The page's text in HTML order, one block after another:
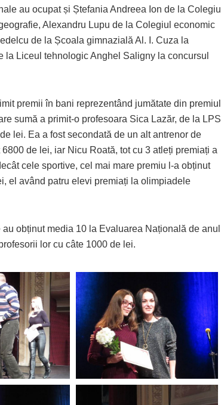
au ocupat și Ștefania Andreea Ion de la Colegiul
Alexandru Lupu de la Colegiul economic
de la Școala gimnazială Al. I. Cuza la
Liceul tehnologic Anghel Saligny la concursul
premii în bani reprezentând jumătate din premiul
sumă a primit-o profesoara Sica Lazăr, de la LPS
lei. Ea a fost secondată de un alt antrenor de
de lei, iar Nicu Roată, tot cu 3 atleți premiați a
cele sportive, cel mai mare premiu l-a obținut
el având patru elevi premiați la olimpiadele
obținut media 10 la Evaluarea Națională de anul
lor cu câte 1000 de lei.